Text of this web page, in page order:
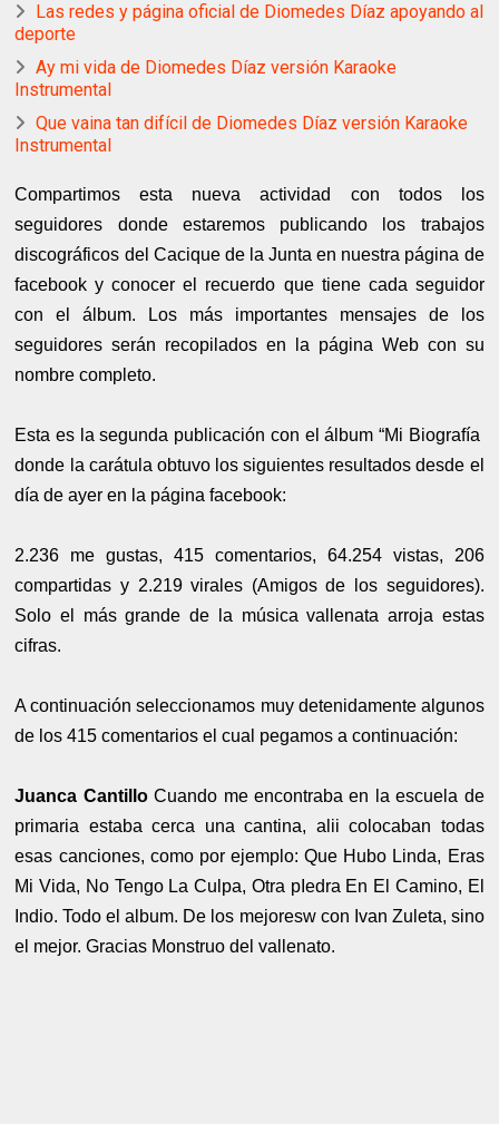
Las redes y página oficial de Diomedes Díaz apoyando al
deporte
Ay mi vida de Diomedes Díaz versión Karaoke
Instrumental
Que vaina tan difícil de Diomedes Díaz versión Karaoke
Instrumental
Compartimos esta nueva actividad con todos los
seguidores donde estaremos publicando los trabajos
discográficos del Cacique de la Junta en nuestra página de
facebook y conocer el recuerdo que tiene cada seguidor
con el álbum. Los más importantes mensajes de los
seguidores serán recopilados en la página Web con su
nombre completo.
Esta es la segunda publicación con el álbum “Mi Biografía
donde la carátula obtuvo los siguientes resultados desde el
día de ayer en la página facebook:
2.236 me gustas, 415 comentarios, 64.254 vistas, 206
compartidas y 2.219 virales (Amigos de los seguidores).
Solo el más grande de la música vallenata arroja estas
cifras.
A continuación seleccionamos muy detenidamente algunos
de los 415 comentarios el cual pegamos a continuación:
Juanca CantilloCuando me encontraba en la escuela de
primaria estaba cerca una cantina, alii colocaban todas
esas canciones, como por ejemplo: Que Hubo Linda, Eras
Mi Vida, No Tengo La Culpa, Otra pIedra En El Camino, El
Indio. Todo el album. De los mejoresw con Ivan Zuleta, sino
el mejor. Gracias Monstruo del vallenato.